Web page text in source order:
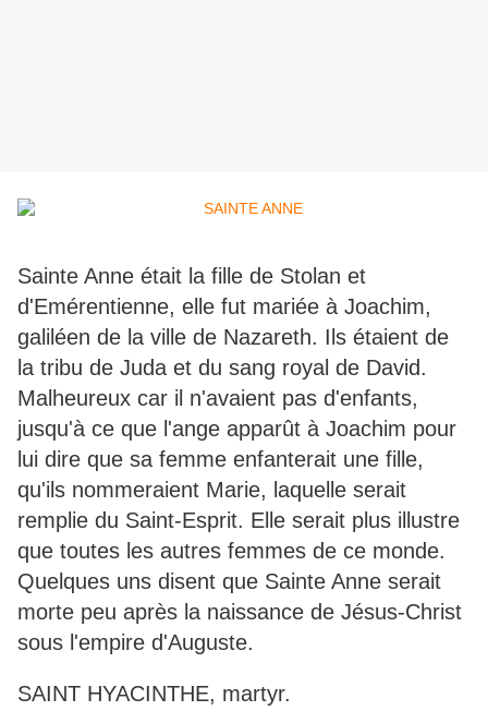
Sainte Anne était la fille de Stolan et
d'Emérentienne, elle fut mariée à Joachim,
galiléen de la ville de Nazareth. Ils étaient de
la tribu de Juda et du sang royal de David.
Malheureux car il n'avaient pas d'enfants,
jusqu'à ce que l'ange apparût à Joachim pour
lui dire que sa femme enfanterait une fille,
qu'ils nommeraient Marie, laquelle serait
remplie du Saint-Esprit. Elle serait plus illustre
que toutes les autres femmes de ce monde.
Quelques uns disent que Sainte Anne serait
morte peu après la naissance de Jésus-Christ
sous l'empire d'Auguste.
SAINT HYACINTHE, martyr.